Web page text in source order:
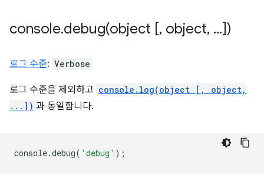
console.debug(object [, object, ...])
로그 수준: Verbose
로그 수준을 제외하고 console.log(object [, object,
...]) 과 동일합니다.
console.debug( 'debug' );